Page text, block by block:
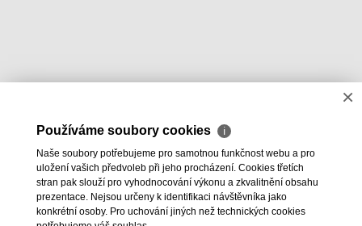
×
Používáme soubory cookies ℹ
Naše soubory potřebujeme pro samotnou funkčnost webu a pro
uložení vašich předvoleb při jeho procházení. Cookies třetích
stran pak slouží pro vyhodnocování výkonu a zkvalitnění obsahu
prezentace. Nejsou určeny k identifikaci návštěvníka jako
konkrétní osoby. Pro uchování jiných než technických cookies